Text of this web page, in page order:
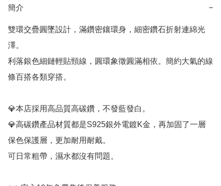
簡介 −
雙環交疊圓墜設計，滿鑽密鑲環身，細密鑽石折射連綿光
澤。
利落銀色細鏈輕貼頸線，圓環象徵圓滿相依。簡約大氣的線
條百搭各類穿搭。
💎本店採用高品質高碳鑽，不發藍發白。
💎高碳鑽產品材質都是S925銀外電鍍K金，再加固了一層
保色保護層，更加耐用耐戴。
可日常粗帶，濕水都沒有問題。